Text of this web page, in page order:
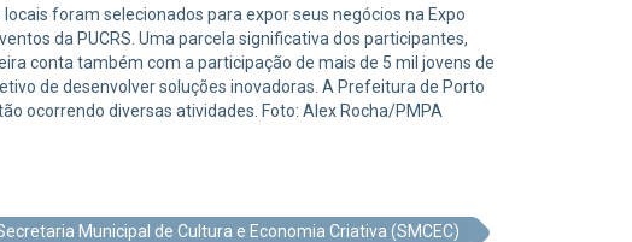
foram selecionados para expor seus negócios na Expo
da PUCRS. Uma parcela significativa dos participantes,
conta também com a participação de mais de 5 mil jovens de
de desenvolver soluções inovadoras. A Prefeitura de Porto
ocorrendo diversas atividades. Foto: Alex Rocha/PMPA
Municipal de Cultura e Economia Criativa (SMCEC)